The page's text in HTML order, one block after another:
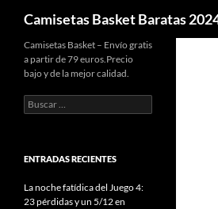
Camisetas Basket Baratas
Camisetas Basket – Envío gratis
a partir de 79 euros.Precio
bajo y de la mejor calidad.
Buscar:
ENTRADAS RECIENTES
La noche fatídica del Juego 4:
23 pérdidas y un 5/12 en